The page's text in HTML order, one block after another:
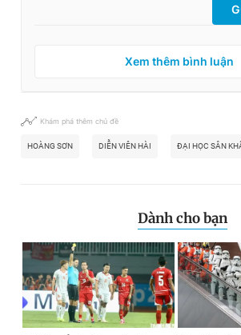
Xem thêm bình luận
Khám phá thêm chủ đề
HOÀNG SƠN DIỄN VIÊN HÀI ĐẠI HỌC SÂN